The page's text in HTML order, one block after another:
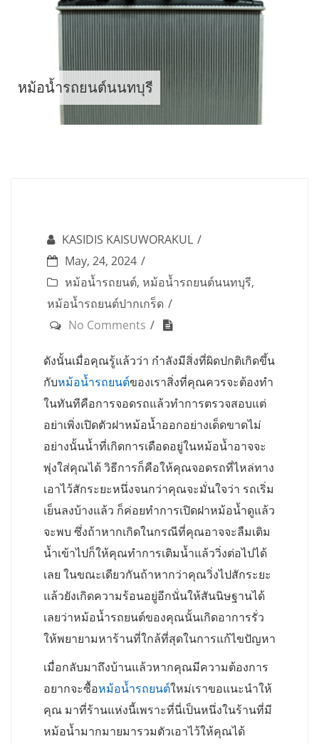
หม้อน้ำรถยนต์นนทบุรี
KASIDIS KAISUWORAKUL
May, 24, 2024
หม้อน้ำรถยนต์, หม้อน้ำรถยนต์นนทบุรี,
หม้อน้ำรถยนต์ปากเกร็ด
No Comments
ดังนั้นเมื่อคุณรู้แล้วว่า กำลังมีสิ่งที่ผิดปกติเกิดขึ้น
กับหม้อน้ำรถยนต์ของเราสิ่งที่คุณควรจะต้องทำ
ในทันทีคือการจอดรถแล้วทำการตรวจสอบแต่
อย่าเพิ่งเปิดตัวฝาหม้อน้ำออกอย่างเด็ดขาดไม่
อย่างนั้นน้ำที่เกิดการเดือดอยู่ในหม้อน้ำอาจจะ
พุ่งใส่คุณได้ วิธีการก็คือให้คุณจอดรถที่ไหล่ทาง
เอาไว้สักระยะหนึ่งจนกว่าคุณจะมั่นใจว่า รถเริ่ม
เย็นลงบ้างแล้ว ก็ค่อยทำการเปิดฝาหม้อน้ำดูแล้ว
จะพบ ซึ่งถ้าหากเกิดในกรณีที่คุณอาจจะลืมเติม
น้ำเข้าไปก็ให้คุณทำการเติมน้ำแล้ววิ่งต่อไปได้
เลย ในขณะเดียวกันถ้าหากว่าคุณวิ่งไปสักระยะ
แล้วยังเกิดความร้อนอยู่อีกนั่นให้สันนิษฐานได้
เลยว่าหม้อน้ำรถยนต์ของคุณนั้นเกิดอาการรั่ว
ให้พยายามหาร้านที่ใกล้ที่สุดในการแก้ไขปัญหา
เมื่อกลับมาถึงบ้านแล้วหากคุณมีความต้องการ
อยากจะซื้อหม้อน้ำรถยนต์ใหม่เราขอแนะนำให้
คุณ มาที่ร้านแห่งนี้เพราะที่นี่เป็นหนึ่งในร้านที่มี
หม้อน้ำมากมายมารวมตัวเอาไว้ให้คุณได้